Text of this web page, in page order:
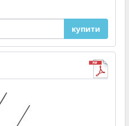
купити